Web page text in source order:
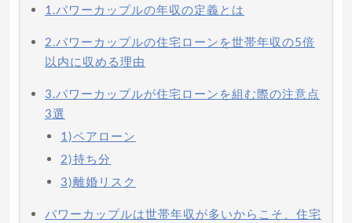
1.パワーカップルの年収の定義とは
2.パワーカップルの住宅ローンを世帯年収の5倍
以内に収める理由
3.パワーカップルが住宅ローンを組む際の注意点
3選
1)ペアローン
2)持ち分
3)離婚リスク
パワーカップルは世帯年収が多いからこそ、住宅